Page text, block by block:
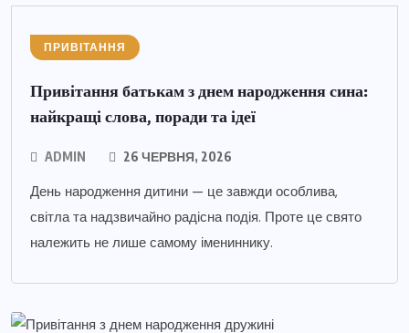
ПРИВІТАННЯ
Привітання батькам з днем народження сина:
найкращі слова, поради та ідеї
ADMIN 26 ЧЕРВНЯ, 2026
День народження дитини — це завжди особлива,
світла та надзвичайно радісна подія. Проте це свято
належить не лише самому імениннику.